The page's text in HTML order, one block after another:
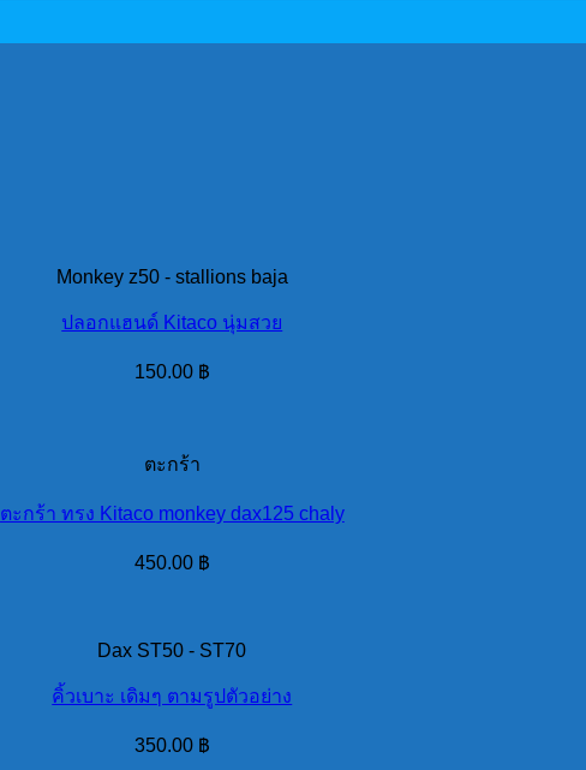
Monkey z50 - stallions baja
ปลอกแฮนด์ Kitaco นุ่มสวย
150.00 ฿
ตะกร้า
ตะกร้า ทรง Kitaco monkey dax125 chaly
450.00 ฿
Dax ST50 - ST70
คิ้วเบาะ เดิมๆ ตามรูปตัวอย่าง
350.00 ฿